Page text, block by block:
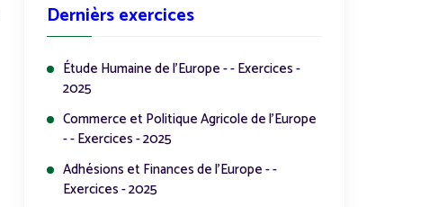
Dernièrs exercices
Étude Humaine de l'Europe - - Exercices -
2025
Commerce et Politique Agricole de l'Europe
- - Exercices - 2025
Adhésions et Finances de l'Europe - -
Exercices - 2025